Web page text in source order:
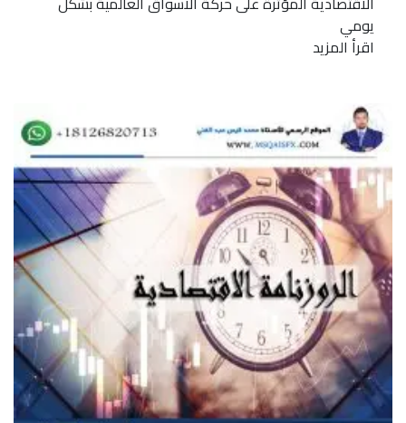
يومي
اقرأ المزيد